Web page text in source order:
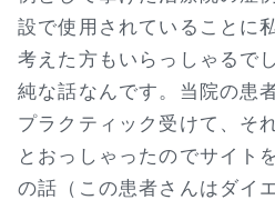
設で使用されていることに
考えた方もいらっしゃるで
純な話なんです。当院の患
プラクティック受けて、そ
とおっしゃったのでサイト
の話（この患者さんはダイ